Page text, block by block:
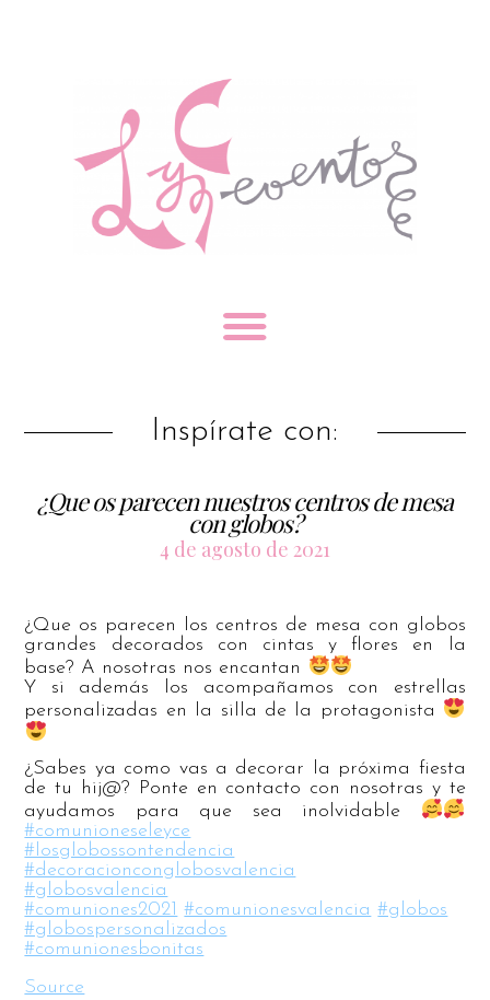
Inspírate con:
¿Que os parecen nuestros centros de mesa
con globos?
4 de agosto de 2021
¿Que os parecen los centros de mesa con globos
grandes decorados con cintas y flores en la
base? A nosotras nos encantan
Y si además los acompañamos con estrellas
personalizadas en la silla de la protagonista
¿Sabes ya como vas a decorar la próxima fiesta
de tu hij@? Ponte en contacto con nosotras y te
ayudamos para que sea inolvidable
#comunioneseleyce
#losglobossontendencia
#decoracionconglobosvalencia
#globosvalencia
#comuniones2021 #comunionesvalencia #globos
#globospersonalizados
#comunionesbonitas
Source